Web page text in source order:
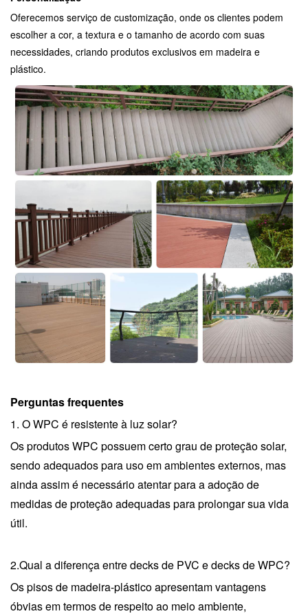
Oferecemos serviço de customização, onde os clientes podem
escolher a cor, a textura e o tamanho de acordo com suas
necessidades, criando produtos exclusivos em madeira e
plástico.
Perguntas frequentes
1. O WPC é resistente à luz solar?
Os produtos WPC possuem certo grau de proteção solar,
sendo adequados para uso em ambientes externos, mas
ainda assim é necessário atentar para a adoção de
medidas de proteção adequadas para prolongar sua vida
útil.
2.Qual a diferença entre decks de PVC e decks de WPC?
Os pisos de madeira-plástico apresentam vantagens
óbvias em termos de respeito ao meio ambiente,